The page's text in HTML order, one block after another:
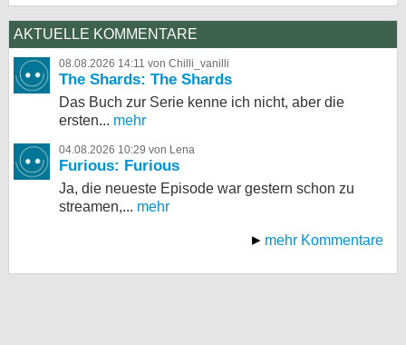
AKTUELLE KOMMENTARE
08.08.2026 14:11 von Chilli_vanilli
The Shards: The Shards
Das Buch zur Serie kenne ich nicht, aber die
ersten... mehr
04.08.2026 10:29 von Lena
Furious: Furious
Ja, die neueste Episode war gestern schon zu
streamen,... mehr
mehr Kommentare